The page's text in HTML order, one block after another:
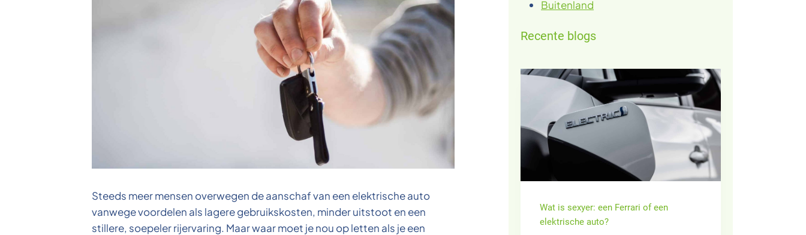
Steeds meer mensen overwegen de aanschaf van een elektrische auto
vanwege voordelen als lagere gebruikskosten, minder uitstoot en een
stillere, soepeler rijervaring. Maar waar moet je nou op letten als je een
Buitenland
Recente blogs
Wat is sexyer: een Ferrari of een
elektrische auto?